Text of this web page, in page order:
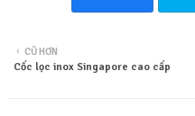
CŨ HƠN
Cốc lọc inox Singapore cao cấp